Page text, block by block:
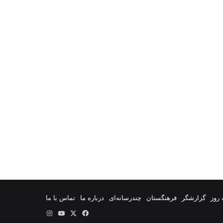
گزارشگر فرهنگستان چندرسانه‌ای درباره ما
تماس با ما
فیس
یوتیوب